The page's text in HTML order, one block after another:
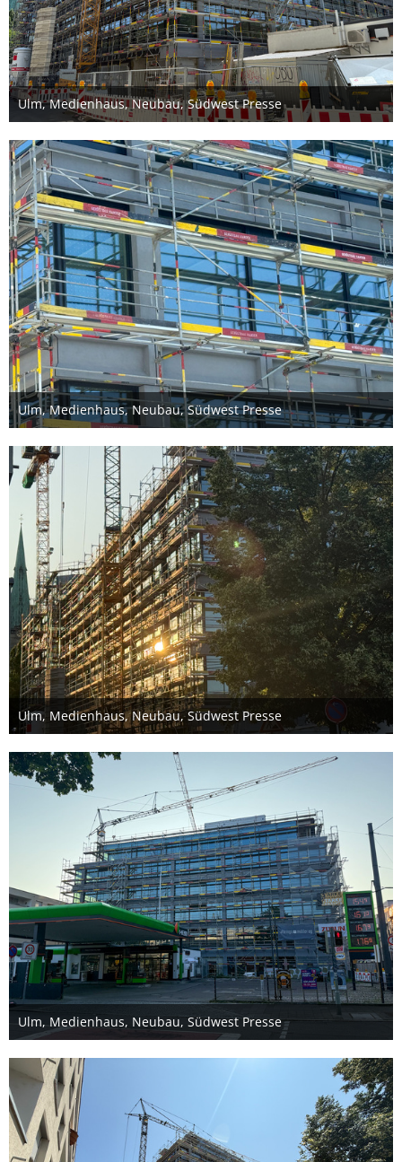
Ulm, Medienhaus, Neubau, Südwest Presse
22. Juni 2025
Ulm, Medienhaus, Neubau, Südwest Presse
22. Juni 2025
Ulm, Medienhaus, Neubau, Südwest Presse
22. Juni 2025
Ulm, Medienhaus, Neubau, Südwest Presse
22. Juni 2025